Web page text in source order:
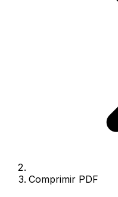
Comprimir PDF